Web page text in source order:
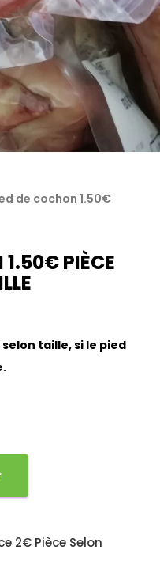
de cochon 1.50€
1.50€ PIÈCE
taille, si le pied
2€ Pièce Selon